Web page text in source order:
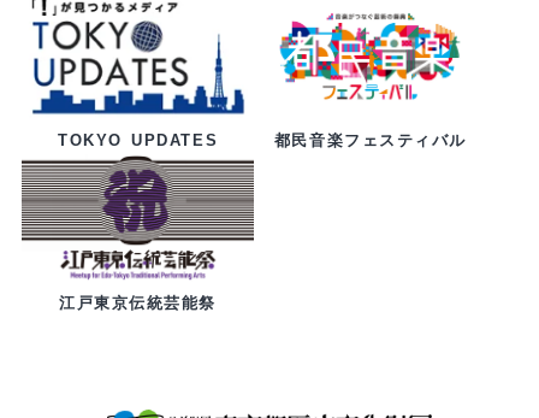
TOKYO UPDATES 都民音楽フェスティバル
江戸東京伝統芸能祭